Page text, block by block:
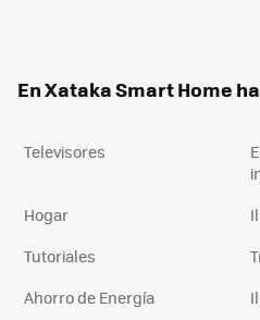
En Xataka Smart Home
Televisores
Hogar
Tutoriales
Ahorro de Energía